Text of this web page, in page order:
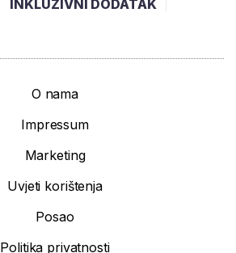
INKLUZIVNI DODATAK
O nama
Impressum
Marketing
Uvjeti korištenja
Posao
Politika privatnosti